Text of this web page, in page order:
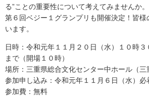
る”ことの重要性について考えてみませんか。
第６回ベジー１グランプリも開催決定！皆
います。
日時：令和元年１１月２０日（水）１０時
まで（開場１０時）
場所：三重県総合文化センター中ホール（三
参加申し込み：令和元年１１月６日（水）必
参加費：無料